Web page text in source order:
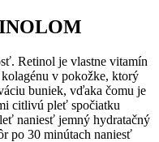
Retinol je vlastne vitamín
v pokožke, ktorý
buniek, vďaka čomu je
citlivú pleť spočiatku
naniesť jemný hydratačný
po 30 minútach naniesť